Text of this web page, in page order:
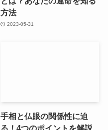
方法
2023-05-31
手相と仏眼の関係性に迫
る！4つのポイントを解説